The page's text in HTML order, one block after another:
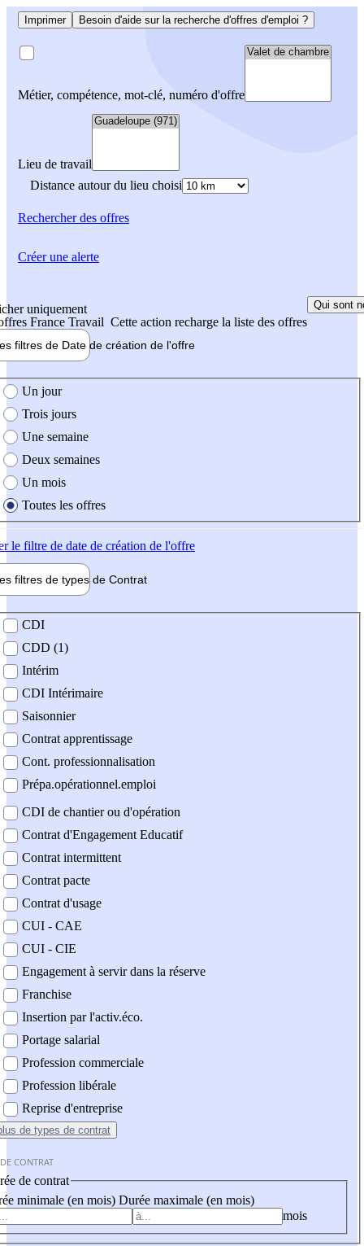
Imprimer Besoin d'aide sur la recherche d'offres d'emploi ?
Métier, compétence, mot-clé, numéro d'offre
Lieu de travail
Distance autour du lieu choisi
Rechercherdes offres
uniquement
France Travail Cette action recharge la liste des offres
Qui sont
filtres de Date de création de l'offre
création de l'offre
Un jour
Trois jours
Une semaine
Deux semaines
Un mois
Toutes les offres
le filtre de date de création de l'offre
filtres de types de Contrat
contrat
CDI
CDD (1)
Intérim
CDI Intérimaire
Saisonnier
Contrat apprentissage
Cont. professionnalisation
Prépa.opérationnel.emploi
CDI de chantier ou d'opération
Contrat d'Engagement Educatif
Contrat intermittent
Contrat pacte
Contrat d'usage
CUI - CAE
CUI - CIE
Engagement à servir dans la réserve
Franchise
Insertion par l'activ.éco.
Portage salarial
Profession commerciale
Profession libérale
Reprise d'entreprise
de types de contrat
CONTRAT
de contrat
minimale (en mois) Durée maximale (en mois)
mois
Créer une alerte